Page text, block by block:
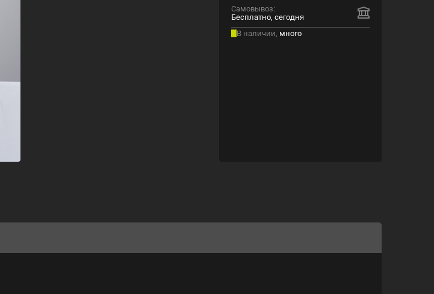
Самовывоз:
Бесплатно, сегодня
В наличии, много